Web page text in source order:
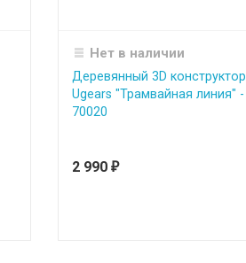
Нет в наличии
Деревянный 3D конструктор
Ugears "Трамвайная линия" -
70020
2 990 ₽